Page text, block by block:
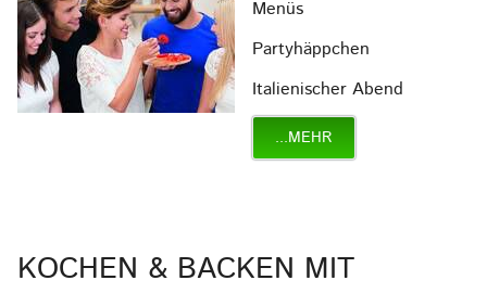
Menüs
Partyhäppchen
Italienischer Abend
...MEHR
KOCHEN & BACKEN MIT